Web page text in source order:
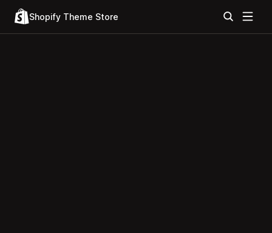
Shopify Theme Store